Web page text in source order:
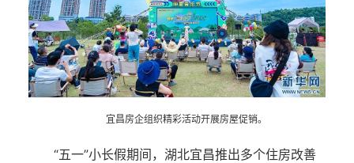
宜昌房企组织精彩活动开展房屋促销。
“五一”小长假期间，湖北宜昌推出多个住房改善